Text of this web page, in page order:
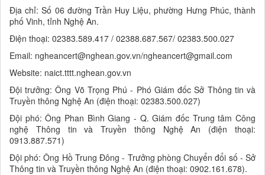
Địa chỉ: Số 06 đường Trần Huy Liệu, phường Hưng Phúc, thành
phố Vinh, tỉnh Nghệ An.
Điện thoại: 02383.589.417 / 02388.687.567/ 02383.500.027
Email: ngheancert@nghean.gov.vn/ngheancert@gmail.com
Website: naict.tttt.nghean.gov.vn
Đội trưởng: Ông Võ Trọng Phú - Phó Giám đốc Sở Thông tin và
Truyền thông Nghệ An (điện thoại: 02383.500.027)
Đội phó: Ông Phan Bình Giang - Q. Giám đốc Trung tâm Công
nghệ Thông tin và Truyền thông Nghệ An (điện thoại:
0913.887.571)
Đội phó: Ông Hồ Trung Đông - Trưởng phòng Chuyển đổi số - Sở
Thông tin và Truyền thông Nghệ An (điện thoại: 0902.161.678).